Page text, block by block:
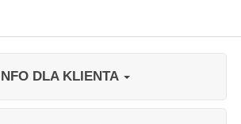
DLA KLIENTA